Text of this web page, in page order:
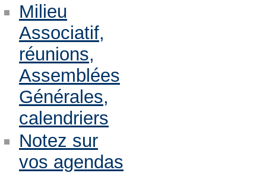
Milieu
Associatif,
réunions,
Assemblées
Générales,
calendriers
Notez sur
vos agendas